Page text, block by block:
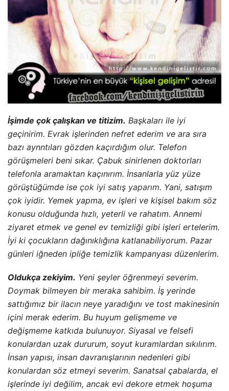
İşimde çok çalışkan ve titizim.
Başkaları ile iyi
geçinirim. Evrak işlerinden nefret ederim ve ara sıra
bazı aynntıları gözden ka­çırdığım olur. Telefon
görüşmeleri beni sıkar. Çabuk sinirlenen doktorları
telefonla aramaktan kaçınırım. İnsanlarla yüz yüze
çok iyidir. Yemek yapma, ev işleri ve kişisel bakım söz
konusu olduğunda hızlı, yeterli ve rahatım. Annemi
ziyaret etmek ve genel ev te­mizliği gibi işleri ertelerim.
İyi ki çocukların dağınıklığına katla­nabiliyorum. Pazar
günleri iğneden ipliğe temizlik kampanyası düzenlerim.
Oldukça zekiyim. Yeni şeyler öğrenmeyi severim.
Doymak bil­meyen bir meraka sahibim. İş yerinde
sattığımız bir ilacın neye yaradığını ve tost makinesinin
içini merak ederim. Bu huyum gelişmeme ve
değişmeme katkıda bulunuyor. Siyasal ve felsefi
İnsan yapısı, insan davranışlarının nedenleri gibi
konulardan söz etmeyi severim. Sanatsal çabalarda, el
işlerinde iyi değilim, ancak evi dekore etmek hoşuma
gider.
Cinsel yönden canlı ve cinsel deneyimlere açığım.
Soyunurken ve eşimin yanında bile olsa, çıplak
dolaşmaktan çekinirim. Bu­nunla birlikte, sezgilerim
güçlüdi’ır ve cinsellik hakkında rahat konuşabilirim.